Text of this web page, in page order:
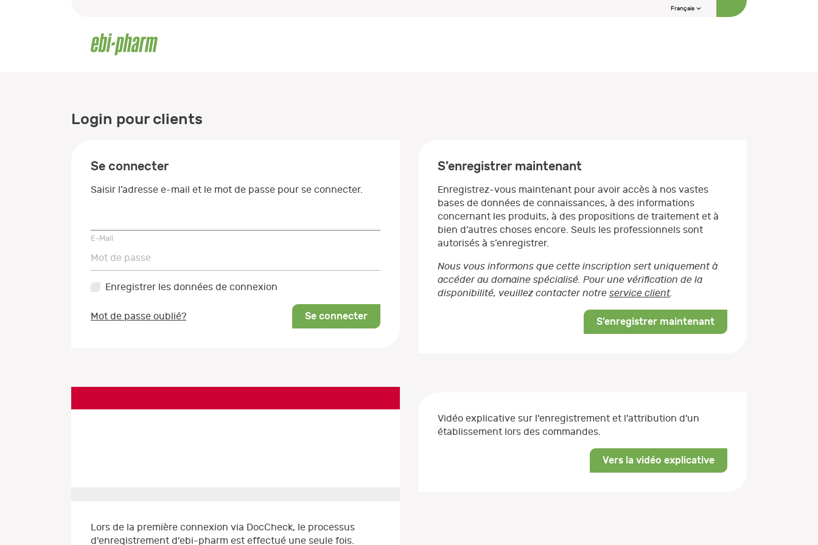
Français
Login pour clients
Se connecter
Saisir l’adresse e-mail et le mot de passe pour se connecter.
E-Mail
Mot de passe
Mot de passe
Enregistrer les données de connexion
Mot de passe oublié? Se connecter
Lors de la première connexion via DocCheck, le processus
d'enregistrement d'ebi-pharm est effectué une seule fois.
S’enregistrer maintenant
Enregistrez-vous maintenant pour avoir accès à nos vastes
bases de données de connaissances, à des informations
concernant les produits, à des propositions de traitement et à
bien d’autres choses encore. Seuls les professionnels sont
autorisés à s’enregistrer.
Nous vous informons que cette inscription sert uniquement à
accéder au domaine spécialisé. Pour une vérification de la
disponibilité, veuillez contacter notre service client.
S’enregistrer maintenant
Vidéo explicative sur l'enregistrement et l'attribution d'un
établissement lors des commandes.
Vers la vidéo explicative